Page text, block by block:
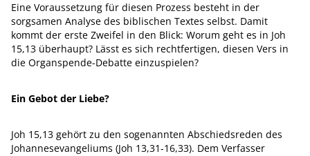
Eine Voraussetzung für diesen Prozess besteht in der
sorgsamen Analyse des biblischen Textes selbst. Damit
kommt der erste Zweifel in den Blick: Worum geht es in Joh
15,13 überhaupt? Lässt es sich rechtfertigen, diesen Vers in
die Organspende-Debatte einzuspielen?
Ein Gebot der Liebe?
Joh 15,13 gehört zu den sogenannten Abschiedsreden des
Johannesevangeliums (Joh 13,31-16,33). Dem Verfasser